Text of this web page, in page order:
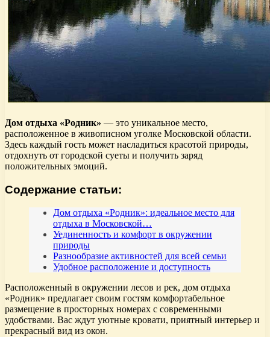
Дом отдыха «Родник» — это уникальное место,
расположенное в живописном уголке Московской области.
Здесь каждый гость может насладиться красотой природы,
отдохнуть от городской суеты и получить заряд
положительных эмоций.
Содержание статьи:
Дом отдыха «Родник»: идеальное место для
отдыха в Московской…
Уединенность и комфорт в окружении
природы
Разнообразие активностей для всей семьи
Удобное расположение и доступность
Расположенный в окружении лесов и рек, дом отдыха
«Родник» предлагает своим гостям комфортабельное
размещение в просторных номерах с современными
удобствами. Вас ждут уютные кровати, приятный интерьер и
прекрасный вид из окон.